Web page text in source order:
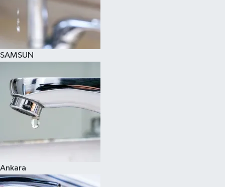
SAMSUN
Ankara